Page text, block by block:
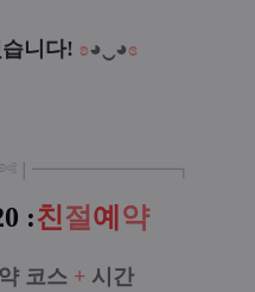
니다! ʚ◕‿◕ɞ
━━━━━━━━┓
:친절 예 약
코스 + 시간